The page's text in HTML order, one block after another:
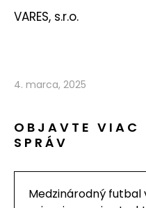
VARES, s.r.o.
4. marca, 2025
OBJAVTE VIAC
SPRÁV
Medzinárodný futbal